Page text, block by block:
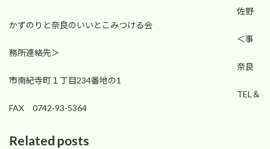
佐野
かずのりと奈良のいいとこみつける会
＜事
務所連絡先＞
奈良
市南紀寺町１丁目234番地の1
TEL＆
FAX 0742-93-5364
Related posts